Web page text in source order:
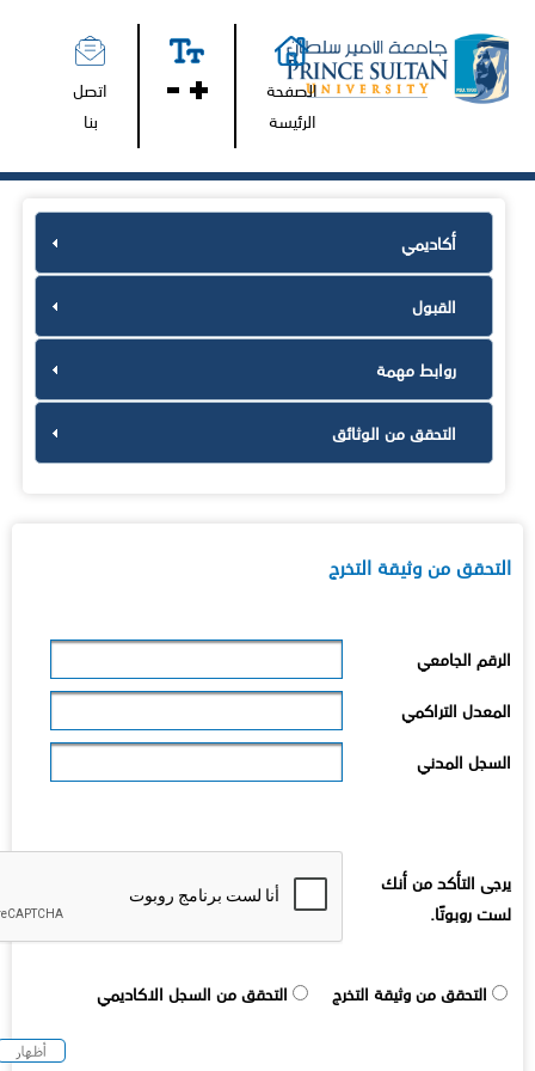
الصفحة
الرئيسة
اتصل
أكاديمي
القبول
روابط مهمة
التحقق من الوثائق
من وثيقة التخرج
الجامعي
التراكمي
المدني
التأكد من أنك
روبوتًا.
التحقق من وثيقة التخرج التحقق من السجل الاكاديمي